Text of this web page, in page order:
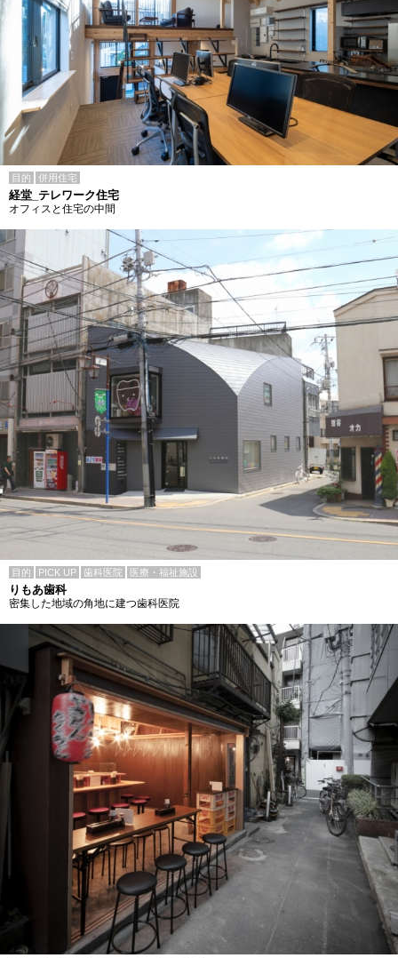
目的 併用住宅
経堂_テレワーク住宅
オフィスと住宅の中間
目的 PICK UP 歯科医院 医療・福祉施設
りもあ歯科
密集した地域の角地に建つ歯科医院